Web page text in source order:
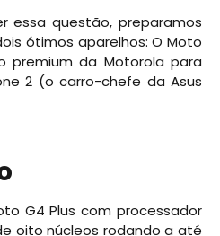
essa questão, preparamos
ótimos aparelhos: O Moto
premium da Motorola para
2 (o carro-chefe da Asus
G4 Plus com processador
oito núcleos rodando a até